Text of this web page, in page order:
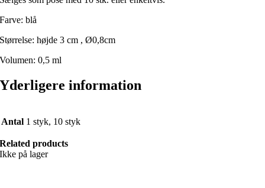
Farve: blå
Størrelse: højde 3 cm , Ø0,8cm
Volumen: 0,5 ml
Yderligere information
Antal 1 styk, 10 styk
Related products
Ikke på lager